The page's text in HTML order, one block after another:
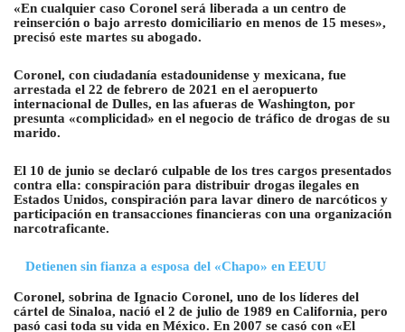
«En cualquier caso Coronel será liberada a un centro de
reinserción o bajo arresto domiciliario en menos de 15 meses»,
precisó este martes su abogado.
Coronel, con ciudadanía estadounidense y mexicana, fue
arrestada el 22 de febrero de 2021 en el aeropuerto
internacional de Dulles, en las afueras de Washington, por
presunta «complicidad» en el negocio de tráfico de drogas de su
marido.
El 10 de junio se declaró culpable de los tres cargos presentados
contra ella: conspiración para distribuir drogas ilegales en
Estados Unidos, conspiración para lavar dinero de narcóticos y
participación en transacciones financieras con una organización
narcotraficante.
Detienen sin fianza a esposa del «Chapo» en EEUU
Coronel, sobrina de Ignacio Coronel, uno de los líderes del
cártel de Sinaloa, nació el 2 de julio de 1989 en California, pero
pasó casi toda su vida en México. En 2007 se casó con «El